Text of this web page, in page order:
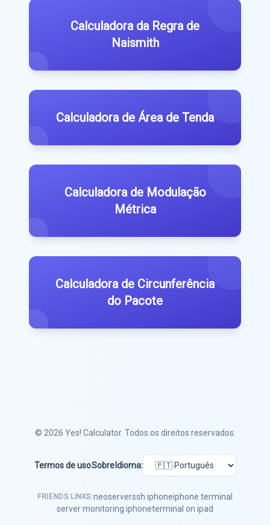
Calculadora da Regra de
Naismith
Calculadora de Área de Tenda
Calculadora de Modulação
Métrica
Calculadora de Circunferência
do Pacote
© 2026 Yes! Calculator. Todos os direitos reservados.
Termos de usoSobreIdioma:
FRIENDS LINKS:neoserverssh iphoneiphone terminal
server monitoring iphoneterminal on ipad